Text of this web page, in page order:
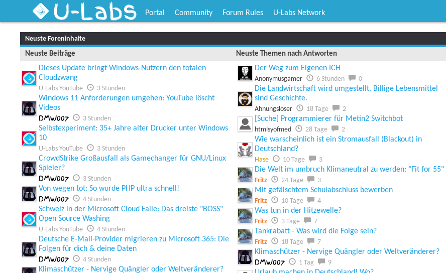
U-Labs Portal Community Forum Rules U-Labs Network
Neuste Foreninhalte
Neuste Beiträge
Dieses Update bringt Windows-Nutzern den totalen
Cloudzwang
U-Labs YouTube 3 Stunden
Windows 11 Anforderungen umgehen: YouTube löscht
Videos
DMW007 3 Stunden
Selbstexperiment: 35+ Jahre alter Drucker unter Windows
10
U-Labs YouTube 3 Stunden
CrowdStrike Großausfall als Gamechanger für GNU/Linux
Spieler?
DMW007 3 Stunden
Von wegen tot: So wurde PHP ultra schnell!
DMW007 4 Stunden
Schweiz in der Microsoft Cloud Falle: Das dreiste "BOSS"
Open Source Washing
U-Labs YouTube 4 Stunden
Deutsche E-Mail-Provider migrieren zu Microsoft 365: Die
Folgen für dich & deine Daten
DMW007 4 Stunden
Klimaschützer - Nervige Quängler oder Weltveränderer?
Neuste Themen nach Antworten
Der Weg zum Eigenen ICH
Anonymusgamer 6 Stunden 0
Die Landwirtschaft wird umgestellt. Billige Lebensmittel
sind Geschichte.
Ahnungsloser 18 Tage 2
[Suche] Programmierer für Metin2 Switchbot
htmlsyofmed 28 Tage 2
Wie warscheinlich ist ein Stromausfall (Blackout) in
Deutschland?
Hase 10 Tage 3
Die Welt im umbruch Klimaneutral zu werden: "Fit for 55"
Fritz 24 Tage 3
Mit gefälschtem Schulabschluss bewerben
Fritz 10 Tage 4
Was tun in der Hitzewelle?
Fritz 3 Tage 7
Tankrabatt - Was wird die Folge sein?
Fritz 18 Tage 7
Klimaschützer - Nervige Quängler oder Weltveränderer?
DMW007 1 Tag 9